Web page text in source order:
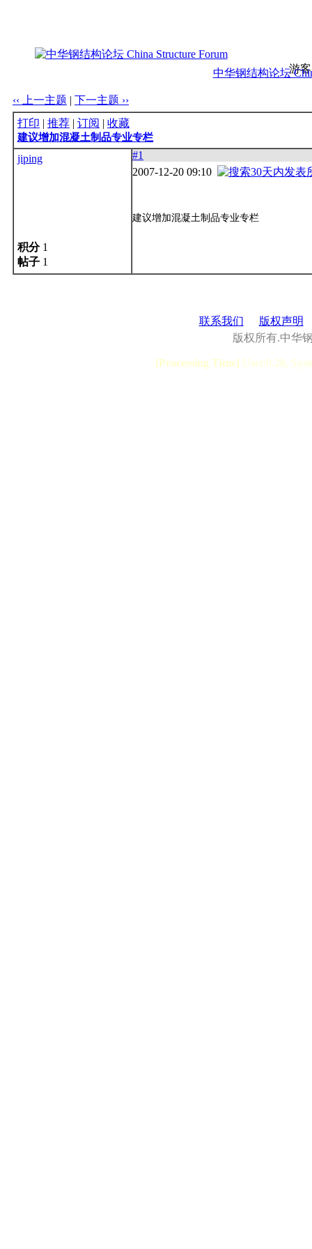
游
中华钢结构论坛
‹‹ 上一主题 | 下一主题 ››
打印 | 推荐 | 订阅 | 收藏
建议增加混凝土制品专业专栏
jiping
积分1
帖子 1
#1
2007-12-20 09:10
建议增加混凝土制品专业专栏
联系我们
版权声明
版权所有.中华
[Processing Time] User:0.28,